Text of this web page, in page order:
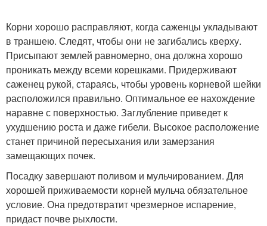
Корни хорошо расправляют, когда саженцы укладывают
в траншею. Следят, чтобы они не загибались кверху.
Присыпают землей равномерно, она должна хорошо
проникать между всеми корешками. Придерживают
саженец рукой, стараясь, чтобы уровень корневой шейки
расположился правильно. Оптимальное ее нахождение
наравне с поверхностью. Заглубление приведет к
ухудшению роста и даже гибели. Высокое расположение
станет причиной пересыхания или замерзания
замещающих почек.
Посадку завершают поливом и мульчированием. Для
хорошей приживаемости корней мульча обязательное
условие. Она предотвратит чрезмерное испарение,
придаст почве рыхлости.